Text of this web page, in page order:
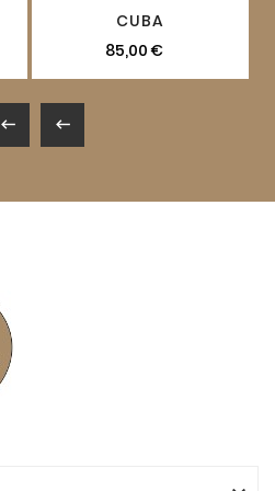
CUBA
85,00 €
 